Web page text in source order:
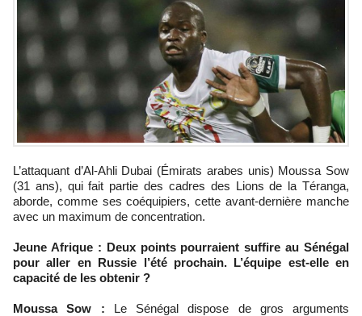
L’attaquant d’Al-Ahli Dubai (Émirats arabes unis) Moussa Sow
(31 ans), qui fait partie des cadres des Lions de la Téranga,
aborde, comme ses coéquipiers, cette avant-dernière manche
avec un maximum de concentration.
Jeune Afrique : Deux points pourraient suffire au Sénégal
pour aller en Russie l’été prochain. L’équipe est-elle en
capacité de les obtenir ?
Moussa Sow : Le Sénégal dispose de gros arguments